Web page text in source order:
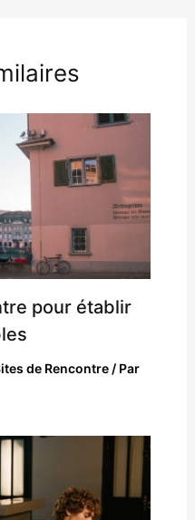
pour établir
de Rencontre/ Par